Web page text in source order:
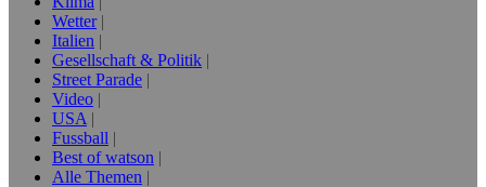
Wetter
Italien
Gesellschaft & Politik
Street Parade
Video
USA
Fussball
Best of watson
Alle Themen